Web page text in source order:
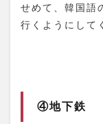
せめて、韓国語
行くようにし
④地下鉄